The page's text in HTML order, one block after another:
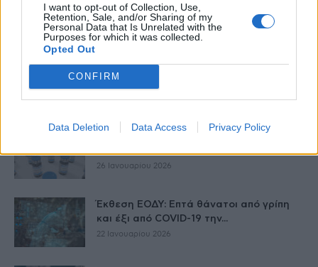
I want to opt-out of Collection, Use,
Retention, Sale, and/or Sharing of my
Personal Data that Is Unrelated with the
Purposes for which it was collected.
Opted Out
CONFIRM
Data Deletion Data Access Privacy Policy
από COVID-19 την...
5 Φεβρουαρίου 2026
Έκθεση ΕΟΔΥ: 12 θάνατοι ασθενών με
γρίπη και 8 με COVID-19...
26 Ιανουαρίου 2026
Έκθεση ΕΟΔΥ: Επτά θάνατοι από γρίπη
και έξι από COVID-19 την...
22 Ιανουαρίου 2026